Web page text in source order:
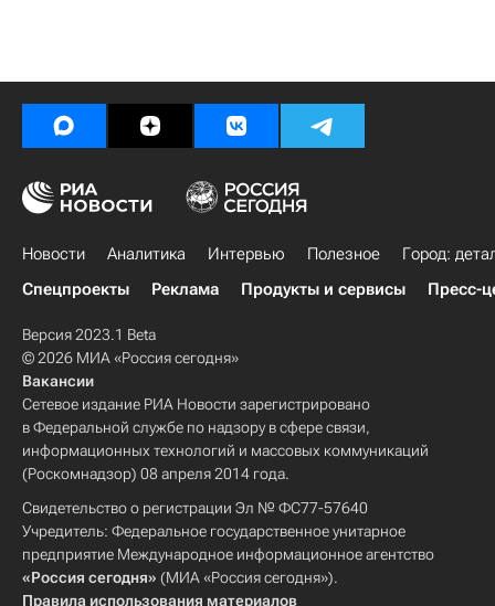
Новости Аналитика Интервью Полезное
Город:
Спецпроекты
Реклама Продукты и сервисы Пресс-
Версия 2023.1 Beta
© 2026 МИА «Россия сегодня»
Вакансии
Сетевое издание РИА Новости зарегистрировано
в Федеральной службе по надзору в сфере связи,
информационных технологий и массовых коммуникаций
(Роскомнадзор) 08 апреля 2014 года.
Свидетельство о регистрации Эл № ФС77-57640
Учредитель: Федеральное государственное унитарное
предприятие Международное информационное агентство
«Россия сегодня» (МИА «Россия сегодня»).
Правила использования материалов